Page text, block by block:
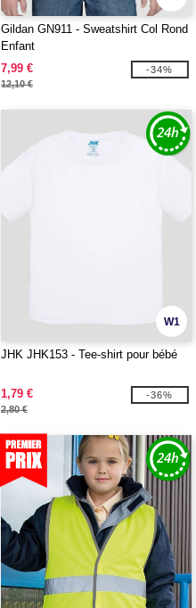
Gildan GN911 - Sweatshirt Col Rond
Enfant
7,99 €
12,10 €
-34%
W1
JHK JHK153 - Tee-shirt pour bébé
1,79 €
2,80 €
-36%